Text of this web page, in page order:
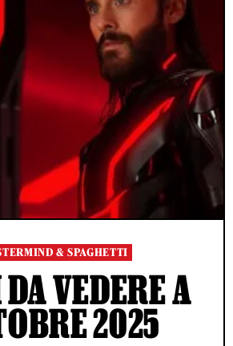
& SPAGHETTI
VEDERE A
2025